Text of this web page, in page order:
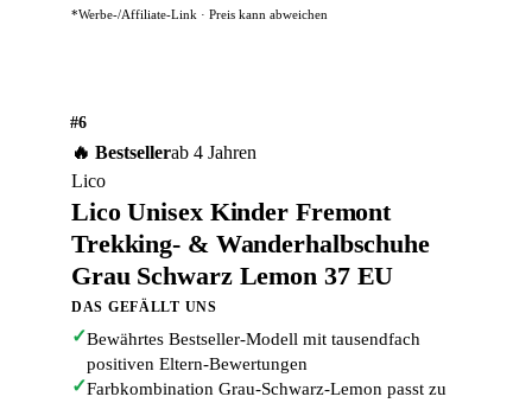
*Werbe-/Affiliate-Link · Preis kann abweichen
#6
🔥 Bestsellerab 4 Jahren
Lico
Lico Unisex Kinder Fremont
Trekking- & Wanderhalbschuhe
Grau Schwarz Lemon 37 EU
DAS GEFÄLLT UNS
✓Bewährtes Bestseller-Modell mit tausendfach
positiven Eltern-Bewertungen
✓Farbkombination Grau-Schwarz-Lemon passt zu